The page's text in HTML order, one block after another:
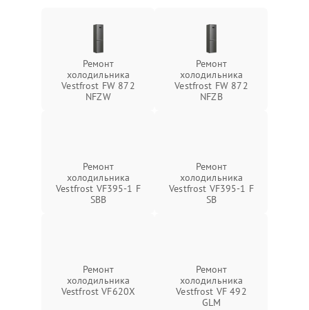
Ремонт
холодильника
Vestfrost FW 872
NFZW
Ремонт
холодильника
Vestfrost FW 872
NFZВ
Ремонт
холодильника
Vestfrost VF395-1 F
SBB
Ремонт
холодильника
Vestfrost VF395-1 F
SB
Ремонт
холодильника
Vestfrost VF620X
Ремонт
холодильника
Vestfrost VF 492
GLM